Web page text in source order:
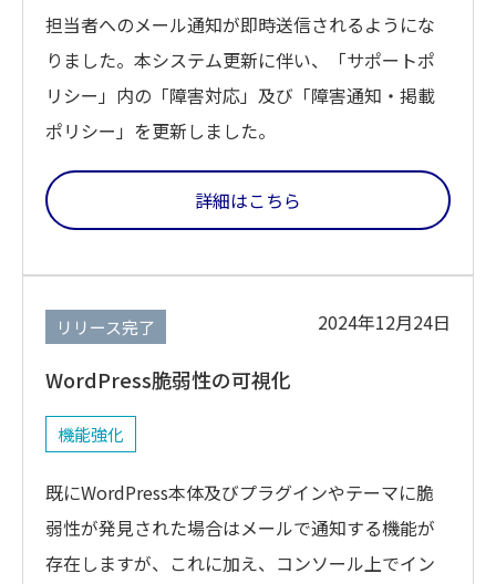
担当者へのメール通知が即時送信されるようにな
りました。本システム更新に伴い、「サポートポ
リシー」内の「障害対応」及び「障害通知・掲載
ポリシー」を更新しました。
詳細はこちら
リリース完了 2024年12月24日
WordPress脆弱性の可視化
機能強化
既にWordPress本体及びプラグインやテーマに脆
弱性が発見された場合はメールで通知する機能が
存在しますが、これに加え、コンソール上でイン